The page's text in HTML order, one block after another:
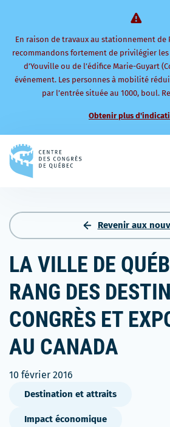
En raison de travaux au stationnement de
recommandons fortement de privilégier
d’Youville ou de l’édifice Marie-Guyart
événement. Les personnes à mobilité
par l’entrée située au 1000, boul.
Obtenir plus
à
Revenir aux
LA VILLE DE
RANG DES
CONGRÈS ET
AU CANADA
10 février 2016
Destination et attraits
Impact économique